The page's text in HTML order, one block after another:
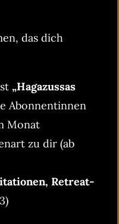
das dich
„Hagazussas
Abonnentinnen
Monat
zu dir (ab
Retreat-